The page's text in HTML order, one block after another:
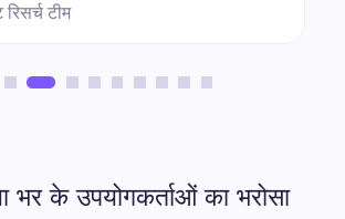
रिसर्च टीम
भर के उपयोगकर्ताओं का भरोसा